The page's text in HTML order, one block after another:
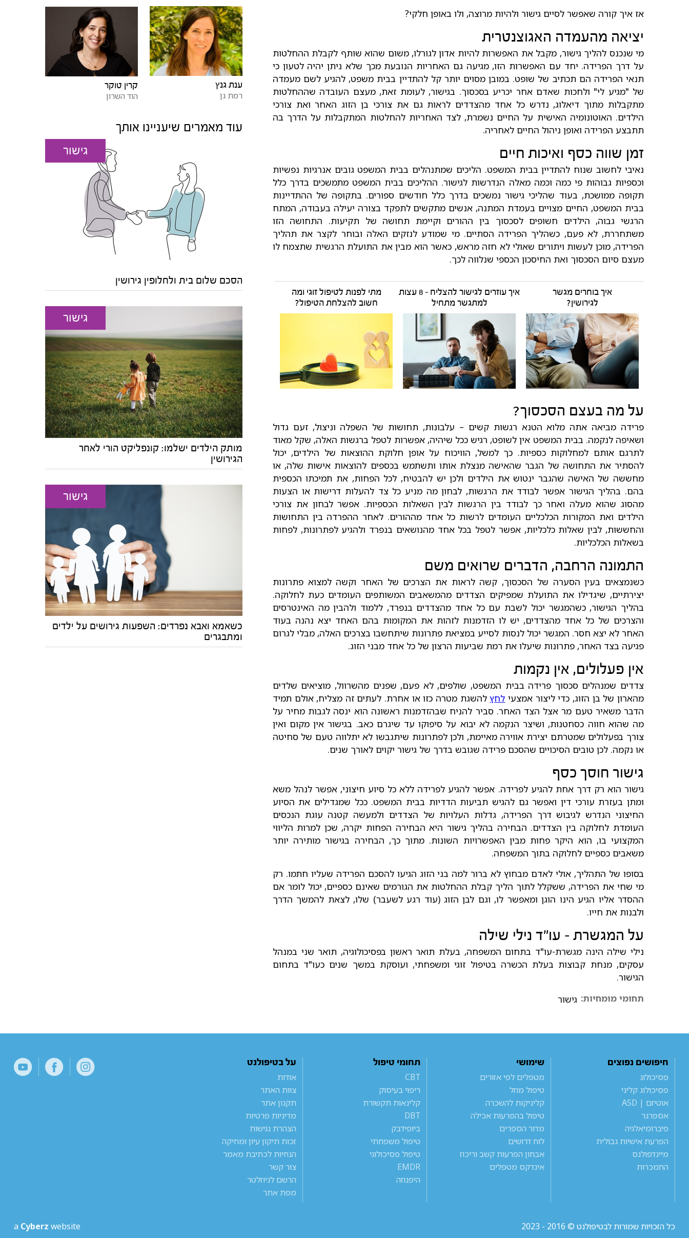
אז איך קורה שאפשר לסיים גישור ולהיות מרוצה, ולו באופן חלקי?
יציאה מהעמדה האגוצנטרית
מי שנכנס להליך גישור, מקבל את האפשרות להיות אדון לגורלו, משום שהוא שותף לקבלת ההחלטות
על דרך הפרידה. יחד עם האפשרות הזו, מגיעה גם האחריות הנובעת מכך שלא ניתן יהיה לטעון כי
תנאי הפרידה הם תכתיב של שופט. במובן מסוים יותר קל להתדיין בבית משפט, להגיע לשם מעמדה
של "מגיע לי" ולחכות שאדם אחר יכריע בסכסוך. בגישור, לעומת זאת, מעצם העובדה שההחלטות
מתקבלות מתוך דיאלוג, נדרש כל אחד מהצדדים לראות גם את צורכי בן הזוג האחר ואת צורכי
הילדים. האוטונומיה האישית על החיים נשמרת, לצד האחריות להחלטות המתקבלות על הדרך בה
תתבצע הפרידה ואופן ניהול החיים לאחריה.
זמן שווה כסף ואיכות חיים
נאיבי לחשוב שנוח להתדיין בבית המשפט. הליכים שמתנהלים בבית המשפט גובים אנרגיות נפשיות
וכספיות גבוהות פי כמה וכמה מאלה הנדרשות לגישור. ההליכים בבית המשפט מתמשכים בדרך כלל
תקופה ממושכת, בעוד שהליכי גישור נמשכים בדרך כלל חודשים ספורים. בתקופה של ההתדיינות
בבית המשפט, החיים מצויים בעמדת המתנה, אנשים מתקשים לתפקד בצורה יעילה בעבודה, המתח
הרגשי גבוה, הילדים חשופים לסכסוך בין ההורים וקיימת תחושה של תקיעות. התחושה הזו
משתחררת, לא פעם, כשהליך הפרידה הסתיים. מי שמודע לנזקים האלה ובוחר לקצר את תהליך
הפרידה, מוכן לעשות ויתורים שאולי לא חזה מראש, כאשר הוא מבין את התועלת הרגשית שתצמח לו
מעצם סיום הסכסוך ואת החיסכון הכספי שנלווה לכך.
איך בוחרים מגשר
לגירושין?
איך עוזרים לגישור להצליח – 8 עצות
למתגשר מתחיל
מתי לפנות לטיפול זוגי ומה
חשוב להצלחת הטיפול?
על מה בעצם הסכסוך?
פרידה מביאה אתה מלוא הטנא רגשות קשים – עלבונות, תחושות של השפלה וניצול, זעם גדול
ושאיפה לנקמה. בבית המשפט אין לשופט, רגיש ככל שיהיה, אפשרות לטפל ברגשות האלה, שקל מאוד
לתרגם אותם למחלוקות כספיות. כך למשל, הוויכוח על אופן חלוקת ההוצאות של הילדים, יכול
להסתיר את התחושה של הגבר שהאישה מנצלת אותו ותשתמש בכספים להוצאות אישות שלה, או
מחששה של האישה שהגבר ינטוש את הילדים ולכן יש להבטיח, לכל הפחות, את תמיכתו הכספית
בהם. בהליך הגישור אפשר לבודד את הרגשות, לבחון מה מניע כל צד להעלות דרישות או הצעות
מהסוג שהוא מעלה ואחר כך לבודד בין הרגשות לבין השאלות הכספיות. אפשר לבחון את צורכי
הילדים ואת המקורות הכלכליים העומדים לרשות כל אחד מההורים. לאחר ההפרדה בין התחושות
והחששות, לבין שאלות כלכליות, אפשר לטפל בכל אחד מהנושאים בנפרד ולהגיע לפתרונות, לפחות
בשאלות הכלכליות.
התמונה הרחבה, הדברים שרואים משם
כשנמצאים בעין הסערה של הסכסוך, קשה לראות את הצרכים של האחר וקשה למצוא פתרונות
יצירתיים, שיגדילו את התועלת שמפיקים הצדדים מהמשאבים המשותפים העומדים כעת לחלוקה.
בהליך הגישור, כשהמגשר יכול לשבת עם כל אחד מהצדדים בנפרד, ללמוד ולהבין מה האינטרסים
והצרכים של כל אחד מהצדדים, יש לו הזדמנות לזהות את המקומות בהם האחד יצא נהנה בעוד
האחר לא יצא חסר. המגשר יכול לנסות לסייע במציאת פתרונות שיתחשבו בצרכים האלה, מבלי לגרום
פגיעה בצד האחר, פתרונות שיעלו את רמת שביעות הרצון של כל אחד מבני הזוג.
אין פעלולים, אין נקמות
צדדים שמנהלים סכסוך פרידה בבית המשפט, שולפים, לא פעם, שפנים מהשרוול, מוציאים שלדים
מהארון של בן הזוג, כדי ליצור אמצעי לחץלהשגת מטרה כזו או אחרת. לעתים זה מצליח, אולם תמיד
הדבר משאיר טעם מר אצל הצד האחר. סביר להניח שבהזדמנות ראשונה הוא ינסה לגבות מחיר על
מה שהוא חווה כסחטנות, ושיצר הנקמה לא יבוא על סיפוקו עד שיגרם כאב. בגישור אין מקום ואין
צורך בפעלולים שמטרתם יצירת אווירה מאיימת, ולכן לפתרונות שיתגבשו לא יתלווה טעם של סחיטה
או נקמה. לכן טובים הסיכויים שהסכם פרידה שגובש בדרך של גישור יקוים לאורך שנים.
גישור חוסך כסף
גישור הוא רק דרך אחת להגיע לפרידה. אפשר להגיע לפרידה ללא כל סיוע חיצוני, אפשר לנהל משא
ומתן בעזרת עורכי דין ואפשר גם להגיש תביעות הדדיות בבית המשפט. ככל שמגדילים את הסיוע
החיצוני הנדרש לגיבוש דרך הפרידה, גדלות העלויות של הצדדים ולמעשה קטנה עוגת הנכסים
העומדת לחלוקה בין הצדדים. הבחירה בהליך גישור היא הבחירה הפחות יקרה, שכן למרות הליווי
המקצועי בו, הוא היקר פחות מבין האפשרויות השונות. מתוך כך, הבחירה בגישור מותירה יותר
משאבים כספיים לחלוקה בתוך המשפחה.
בסופו של התהליך, אולי לאדם מבחוץ לא ברור למה בני הזוג הגיעו להסכם הפרידה שעליו חתמו. רק
מי שחי את הפרידה, ששקלל לתוך הליך קבלת ההחלטות את הגורמים שאינם כספיים, יכול לומר אם
ההסדר אליו הגיע הינו הוגן ומאפשר לו, וגם לבן הזוג (עוד רגע לשעבר) שלו, לצאת להמשך הדרך
ולבנות את חייו.
על המגשרת - עו"ד נילי שילה
נילי שילה הינה מגשרת-עו"ד בתחום המשפחה, בעלת תואר ראשון בפסיכולוגיה, תואר שני במנהל
עסקים, מנחת קבוצות בעלת הכשרה בטיפול זוגי ומשפחתי, ועוסקת במשך שנים כעו"ד בתחום
הגישור.
תחומי מומחיות: גישור
ענת גנץ
רמת גן
קרין טוקר
הוד השרון
עוד מאמרים שיעניינו אותך
גישור
הסכם שלום בית ולחלופין גירושין
גישור
מותק הילדים ישלמו: קונפליקט הורי לאחר
הגירושין
גישור
כשאמא ואבא נפרדים: השפעות גירושים על ילדים
ומתבגרים
חיפושים נפוצים
פסיכולוג
פסיכולוג קליני
אוטיזם | ASD
אספרגר
פיברומיאלגיה
הפרעת אישיות גבולית
מיינדפולנס
התמכרות
שימושי
מטפלים לפי אזורים
טיפול מוזל
קליניקות להשכרה
טיפול בהפרעות אכילה
מדור הספרים
לוח דרושים
אבחון הפרעות קשב וריכוז
אינדקס מטפלים
תחומי טיפול
CBT
ריפוי בעיסוק
קלינאות תקשורת
DBT
ביופידבק
טיפול משפחתי
טיפול פסיכולוגי
EMDR
היפנוזה
על בטיפולנט
אודות
צוות האתר
תקנון אתר
מדיניות פרטיות
הצהרת נגישות
זכות תיקון עיון ומחיקה
הנחיות לכתיבת מאמר
צור קשר
הרשם לניוזלטר
מפת אתר
כל הזכויות שמורות לבטיפולנט © 2016 - 2023 a Cyberz website